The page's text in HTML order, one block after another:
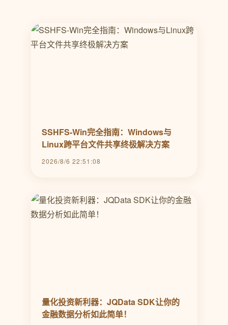
SSHFS-Win完全指南：Windows与
Linux跨平台文件共享终极解决方案
2026/8/6 22:51:08
量化投资新利器：JQData SDK让你的
金融数据分析如此简单！